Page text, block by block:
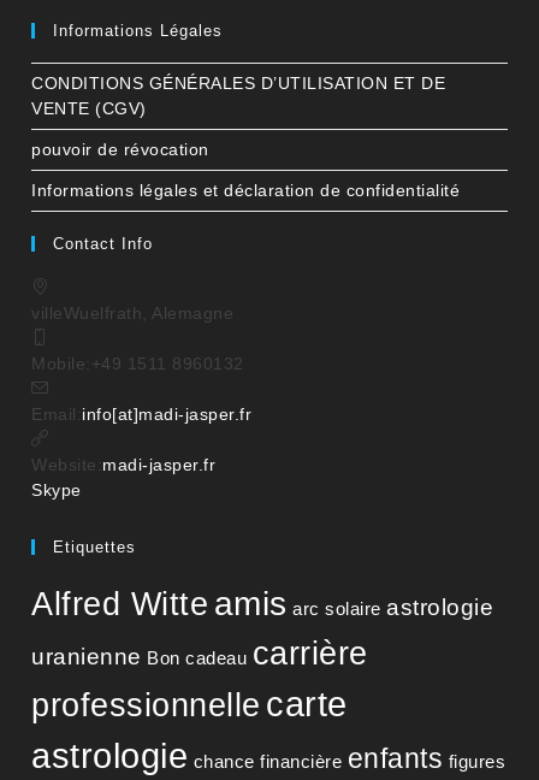
Informations Légales
CONDITIONS GÉNÉRALES D’UTILISATION ET DE
VENTE (CGV)
pouvoir de révocation
Informations légales et déclaration de confidentialité
Contact Info
villeWuelfrath, Alemagne
Mobile: +49 1511 8960132
Email: info[at]madi-jasper.frS’ouvre
Website: madi-jasper.fr
SkypeS’ouvre
votre
Etiquettes
Alfred Witte amis arc solaire astrologie
uranienne Bon cadeau carrière
professionnelle carte
astrologie chance financière enfants figures